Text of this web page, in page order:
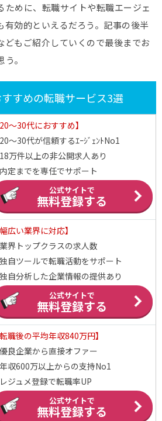
ために、転職サイトや転職エージェ
有効的といえるだろう。記事の後半
どもご紹介していくので最後までお
。
すめの転職サービス3選
20～30代におすすめ】
20～30代が信頼するｴｰｼﾞｪﾝﾄNo1
18万件以上の非公開求人あり
内定までを専任でサポート
公式サイトで
無料登録する
幅広い業界に対応】
業界トップクラスの求人数
独自ツールで転職活動をサポート
独自分析した企業情報の提供あり
公式サイトで
無料登録する
転職後の平均年収840万円】
優良企業から直接オファー
年収600万以上からの支持No1
レジュメ登録で転職率UP
公式サイトで
無料登録する